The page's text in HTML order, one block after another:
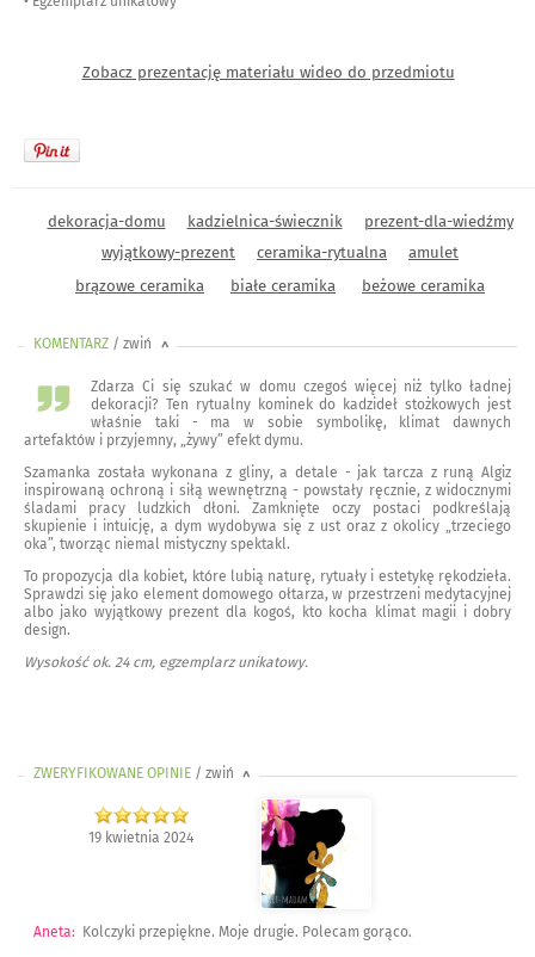
Zobacz prezentację materiału wideo do przedmiotu
dekoracja-domu kadzielnica-świecznik
prezent-dla-wiedźmy
wyjątkowy-prezent
ceramika-rytualna
amulet
brązowe ceramika
białe ceramika beżowe ceramika
KOMENTARZ / zwiń <
Zdarza Ci się szukać w domu czegoś więcej niż tylko ładnej
dekoracji? Ten rytualny kominek do kadzideł stożkowych jest
właśnie taki - ma w sobie symbolikę, klimat dawnych
artefaktów i przyjemny, „żywy” efekt dymu.
Szamanka została wykonana z gliny, a detale - jak tarcza z runą Algiz
inspirowaną ochroną i siłą wewnętrzną - powstały ręcznie, z widocznymi
śladami pracy ludzkich dłoni. Zamknięte oczy postaci podkreślają
skupienie i intuicję, a dym wydobywa się z ust oraz z okolicy „trzeciego
oka”, tworząc niemal mistyczny spektakl.
To propozycja dla kobiet, które lubią naturę, rytuały i estetykę rękodzieła.
Sprawdzi się jako element domowego ołtarza, w przestrzeni medytacyjnej
albo jako wyjątkowy prezent dla kogoś, kto kocha klimat magii i dobry
design.
Wysokość ok. 24 cm, egzemplarz unikatowy.
ZWERYFIKOWANE OPINIE / zwiń >
19 kwietnia 2024
Aneta: Kolczyki przepiękne. Moje drugie. Polecam gorąco.